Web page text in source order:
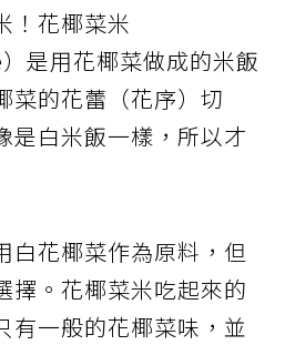
！花椰菜米
是用花椰菜做成的米飯
菜的花蕾（花序）切
是白米飯一樣，所以才
白花椰菜作為原料，但
擇。花椰菜米吃起來的
有一般的花椰菜味，並